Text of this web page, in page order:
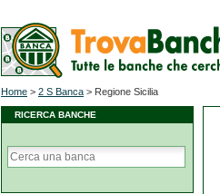
Home > 2 S Banca > Regione Sicilia
RICERCA BANCHE